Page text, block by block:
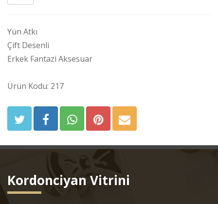
Yün Atkı
Çift Desenli
Erkek Fantazi Aksesuar
Ürün Kodu: 217
Kordonciyan Vitrini